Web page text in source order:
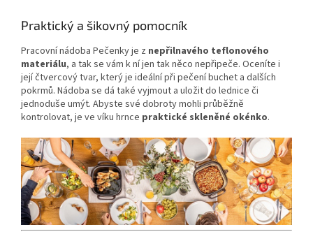
Praktický a šikovný pomocník
Pracovní nádoba Pečenky je z nepřilnavého teflonového
materiálu, a tak se vám k ní jen tak něco nepřipeče. Oceníte i
její čtvercový tvar, který je ideální při pečení buchet a dalších
pokrmů. Nádoba se dá také vyjmout a uložit do lednice či
jednoduše umýt. Abyste své dobroty mohli průběžně
kontrolovat, je ve víku hrnce praktické skleněné okénko.